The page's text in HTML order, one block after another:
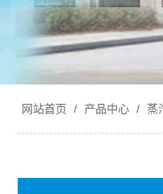
网站首页 / 产品中心 / 蒸